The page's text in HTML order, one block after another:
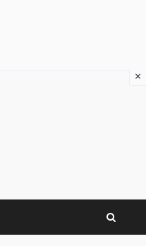
×